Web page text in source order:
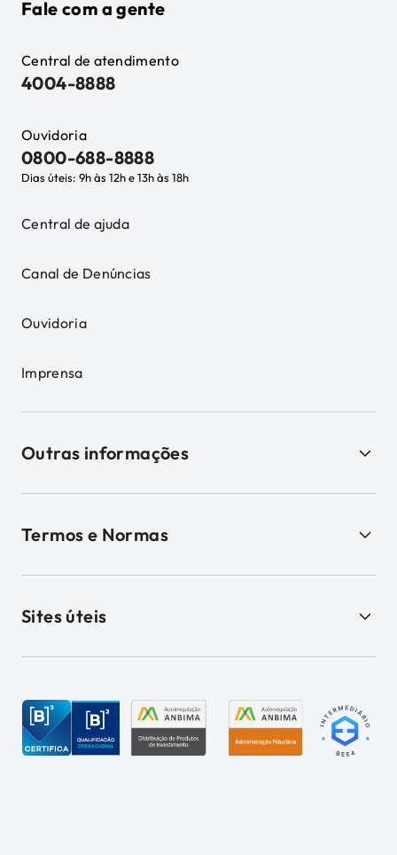
Fale com a gente
Central de atendimento
4004-8888
Ouvidoria
0800-688-8888
Dias úteis: 9h às 12h e 13h às 18h
Central de ajuda
Canal de Denúncias
Ouvidoria
Imprensa
Outras informações
Termos e Normas
Sites úteis